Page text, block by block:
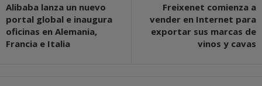
Alibaba lanza un nuevo
portal global e inaugura
oficinas en Alemania,
Francia e Italia
Freixenet comienza a
vender en Internet para
exportar sus marcas de
vinos y cavas